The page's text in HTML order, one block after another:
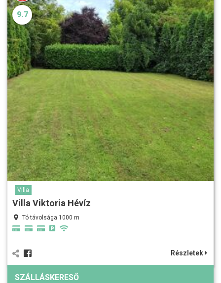
9.7
Villa
Villa Viktoria Hévíz
Tó távolsága 1000 m
Részletek
SZÁLLÁSKERESŐ